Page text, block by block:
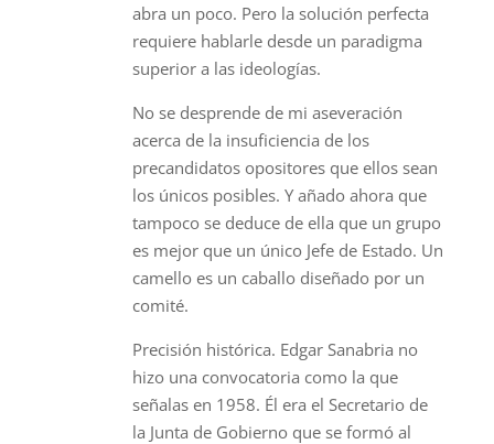
abra un poco. Pero la solución perfecta
requiere hablarle desde un paradigma
superior a las ideologías.
No se desprende de mi aseveración
acerca de la insuficiencia de los
precandidatos opositores que ellos sean
los únicos posibles. Y añado ahora que
tampoco se deduce de ella que un grupo
es mejor que un único Jefe de Estado. Un
camello es un caballo diseñado por un
comité.
Precisión histórica. Edgar Sanabria no
hizo una convocatoria como la que
señalas en 1958. Él era el Secretario de
la Junta de Gobierno que se formó al